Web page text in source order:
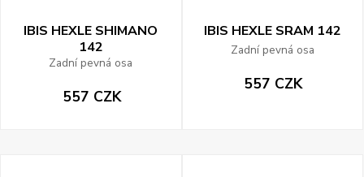
IBIS HEXLE SHIMANO
142
Zadní pevná osa
557 CZK
IBIS HEXLE SRAM 142
Zadní pevná osa
557 CZK